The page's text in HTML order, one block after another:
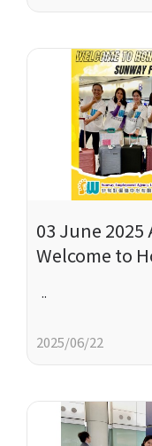
03 June
Welcome to
..
2025/06/22